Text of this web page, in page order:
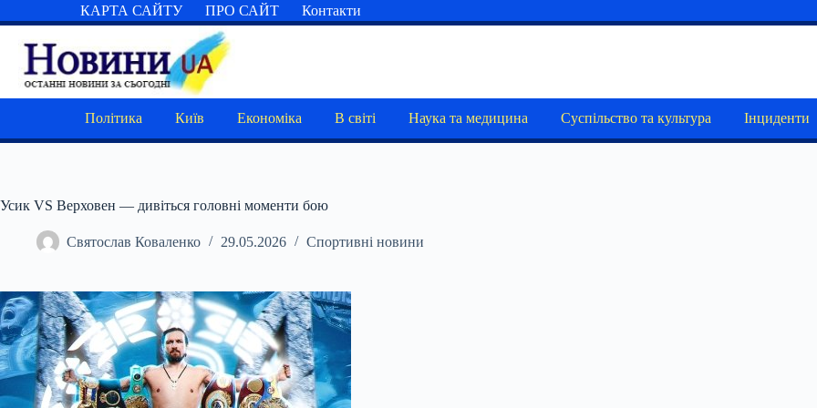
до
вмісту
КАРТА САЙТУ ПРО САЙТ Контакти
Політика Київ Економіка В світі Наука та медицина Суспільство та культура Інциденти
Усик VS Верховен — дивіться головні моменти бою
Святослав Коваленко 29.05.2026 Спортивні новини